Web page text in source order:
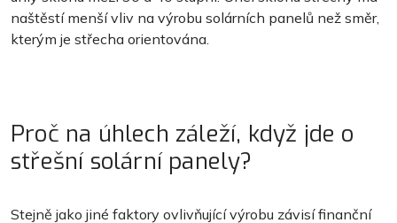
naštěstí menší vliv na výrobu solárních panelů než směr,
kterým je střecha orientována.
Proč na úhlech záleží, když jde o
střešní solární panely?
Stejně jako jiné faktory ovlivňující výrobu závisí finanční